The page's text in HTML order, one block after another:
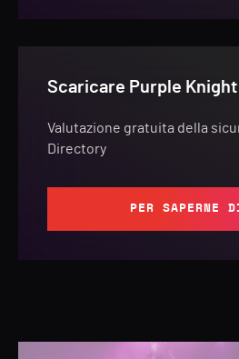
Scaricare Purple Knight
Valutazione gratuita della
Directory
PER SAPERNE